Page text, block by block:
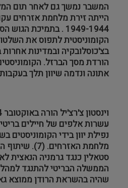
המשבר נמשך גם לאחר תום
הייתה זירת מלחמת אזרחים
1949-1944 . בתמיכת
הקומוניסטית לתפוס את
בצ'כוסלובקיה ובמדינות
הורדת מסך הברזל.
אתונה ונדמה שיוון תלך בעקבות
עשרות אלפים של חיילים
נפילת יוון בידי הקומוניסטים
מלחמת האזרחים.
סטאלין כנגד גרמניה
הממשלה הבריטי להתנגד למהלך
שהיה בהשראת הרודן ממוצא